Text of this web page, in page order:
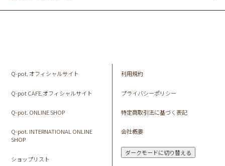
Q-pot. オフィシャルサイト
Q-pot CAFE.オフィシャルサイト
Q-pot. ONLINE SHOP
Q-pot. INTERNATIONAL ONLINE
SHOP
ショップリスト
利用規約
プライバシーポリシー
特定商取引法に基づく表記
会社概要
ダークモードに切り替える